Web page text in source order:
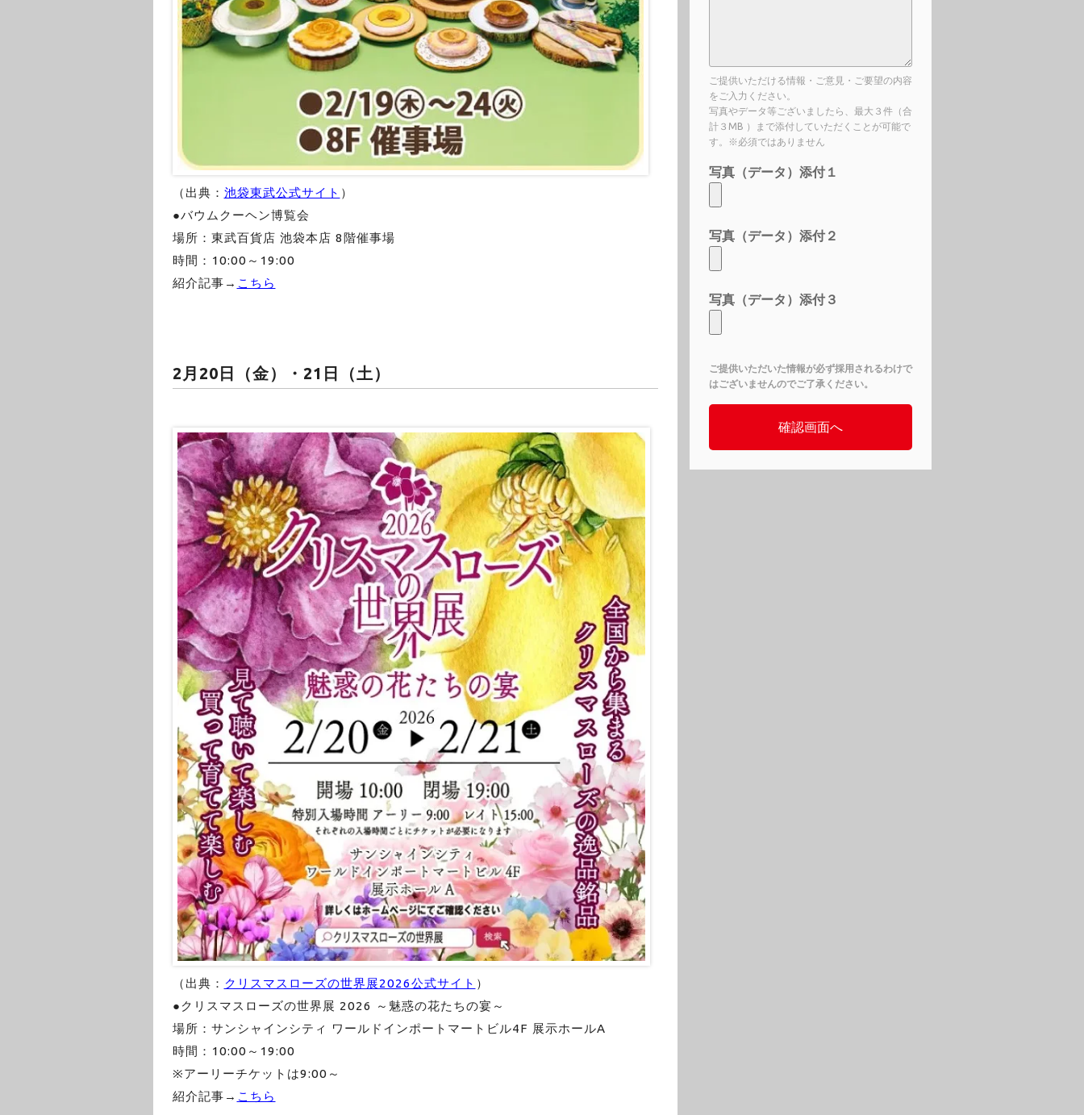
（出典： 池袋東武公式サイト ）
●バウムクーヘン博覧会
場所：東武百貨店 池袋本店 8階催事場
時間：10:00～19:00
紹介記事→ こちら
2月20日（金）・21日（土）
（出典： クリスマスローズの世界展2026公式サイト ）
●クリスマスローズの世界展 2026 ～魅惑の花たちの宴～
場所：サンシャインシティ ワールドインポートマートビル4F 展示ホールA
時間：10:00～19:00
※アーリーチケットは9:00～
紹介記事→ こちら
ご提供いただける情報・ご意見・ご要望の内容
をご入力ください。
写真やデータ等ございましたら、最大３件（合
計３MB ）まで添付していただくことが可能で
す。※必須ではありません
写真（データ）添付１
写真（データ）添付２
写真（データ）添付３
ご提供いただいた情報が必ず採用されるわけで
はございませんのでご了承ください。